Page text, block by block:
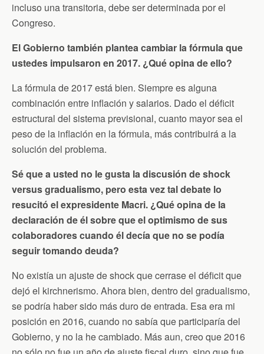
incluso una transitoria, debe ser determinada por el
Congreso.
El Gobierno también plantea cambiar la fórmula que
ustedes impulsaron en 2017. ¿Qué opina de ello?
La fórmula de 2017 está bien. Siempre es alguna
combinación entre inflación y salarios. Dado el déficit
estructural del sistema previsional, cuanto mayor sea el
peso de la inflación en la fórmula, más contribuirá a la
solución del problema.
Sé que a usted no le gusta la discusión de shock
versus gradualismo, pero esta vez tal debate lo
resucitó el expresidente Macri. ¿Qué opina de la
declaración de él sobre que el optimismo de sus
colaboradores cuando él decía que no se podía
seguir tomando deuda?
No existía un ajuste de shock que cerrase el déficit que
dejó el kirchnerismo. Ahora bien, dentro del gradualismo,
se podría haber sido más duro de entrada. Esa era mi
posición en 2016, cuando no sabía que participaría del
Gobierno, y no la he cambiado. Más aun, creo que 2016